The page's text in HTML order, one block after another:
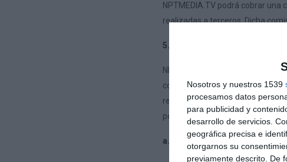
Nosotros y nuestros 1539
procesamos datos
para publicidad y
desarrollo de servicios.
geográfica precisa e
otorgarnos su
previamente descrito. De
NPTMEDIA.TV podrá cobrar una
realizadas a terceros. Dicha
5. Servicios de suscripción
NPTMEDIA.TV puede ofrecerte
confirmas que tenemos tu
renueve continuamente durante
posible que se apliquen algunos
a. Servicio de suscripción: